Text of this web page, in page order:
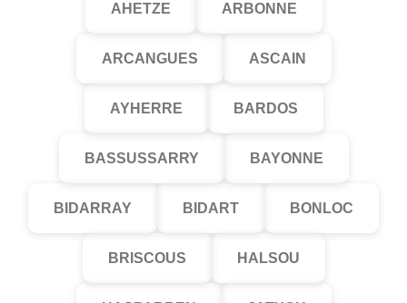
AHETZE ARBONNE
ARCANGUES ASCAIN
AYHERRE BARDOS
BASSUSSARRY BAYONNE
BIDARRAY BIDART BONLOC
BRISCOUS HALSOU